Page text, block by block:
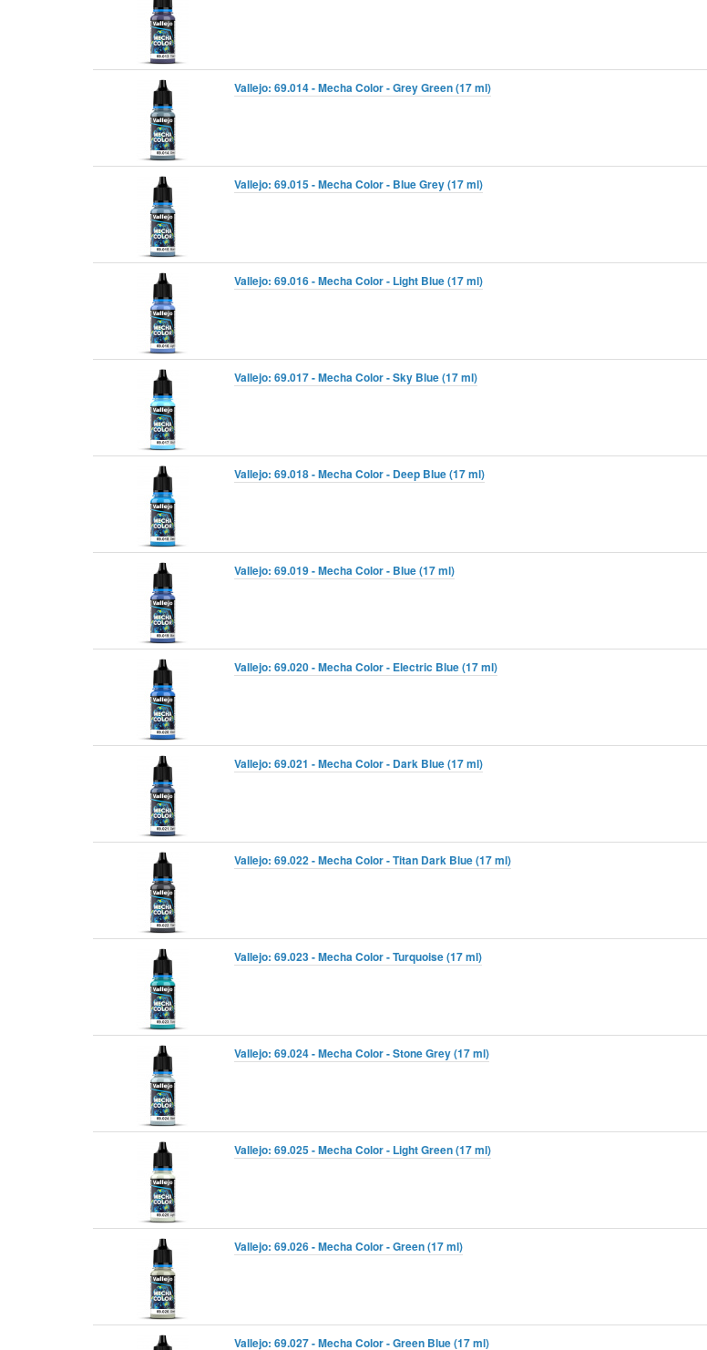
Vallejo: 69.014 - Mecha Color - Grey Green (17 ml)
Vallejo: 69.015 - Mecha Color - Blue Grey (17 ml)
Vallejo: 69.016 - Mecha Color - Light Blue (17 ml)
Vallejo: 69.017 - Mecha Color - Sky Blue (17 ml)
Vallejo: 69.018 - Mecha Color - Deep Blue (17 ml)
Vallejo: 69.019 - Mecha Color - Blue (17 ml)
Vallejo: 69.020 - Mecha Color - Electric Blue (17 ml)
Vallejo: 69.021 - Mecha Color - Dark Blue (17 ml)
Vallejo: 69.022 - Mecha Color - Titan Dark Blue (17 ml)
Vallejo: 69.023 - Mecha Color - Turquoise (17 ml)
Vallejo: 69.024 - Mecha Color - Stone Grey (17 ml)
Vallejo: 69.025 - Mecha Color - Light Green (17 ml)
Vallejo: 69.026 - Mecha Color - Green (17 ml)
Vallejo: 69.027 - Mecha Color - Green Blue (17 ml)